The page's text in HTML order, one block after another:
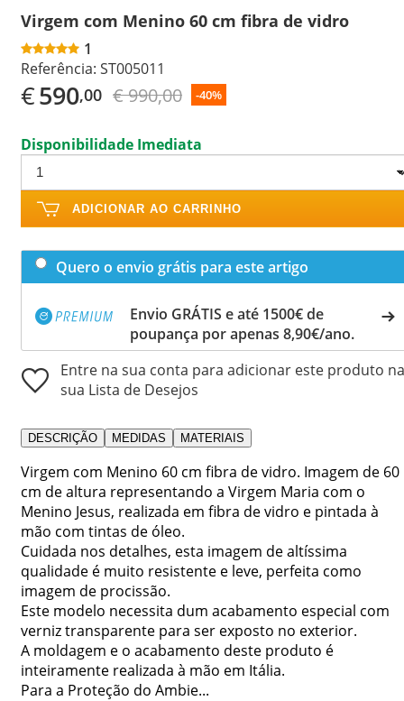
Virgem com Menino 60 cm fibra de vidro
1
Referência: ST005011
€590,00 € 990,00 -40%
Disponibilidade Imediata
ADICIONAR AO CARRINHO
Quero o envio grátis para este artigo
Envio GRÁTIS e até 1500€ de
poupança por apenas 8,90€/ano.
Entre na sua conta para adicionar este produto na
sua Lista de Desejos
DESCRIÇÃO MEDIDAS MATERIAIS
Virgem com Menino 60 cm fibra de vidro. Imagem de 60
cm de altura representando a Virgem Maria com o
Menino Jesus, realizada em fibra de vidro e pintada à
mão com tintas de óleo.
Cuidada nos detalhes, esta imagem de altíssima
qualidade é muito resistente e leve, perfeita como
imagem de procissão.
Este modelo necessita dum acabamento especial com
verniz transparente para ser exposto no exterior.
A moldagem e o acabamento deste produto é
inteiramente realizada à mão em Itália.
Para a Proteção do Ambie...